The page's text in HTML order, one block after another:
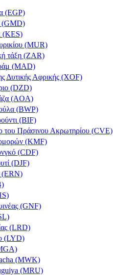
(EGP)
(GMD)
(KES)
(MUR)
τάξη (ZAR)
(MAD)
Δυτικής Αφρικής (XOF)
(DZD)
(AOA)
(BWP)
(BIF)
του Πράσινου Ακρωτηρίου (CVE)
(KMF)
(CDF)
(DJF)
(ERN)
(GNF)
(LRD)
(LYD)
(MWK)
(MRU)